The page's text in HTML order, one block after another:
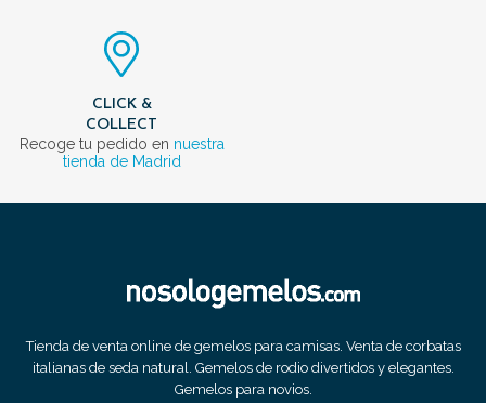
CLICK &
COLLECT
Recoge tu pedido en nuestra
tienda de Madrid
Tienda de venta online de gemelos para camisas. Venta de corbatas
italianas de seda natural. Gemelos de rodio divertidos y elegantes.
Gemelos para novios.